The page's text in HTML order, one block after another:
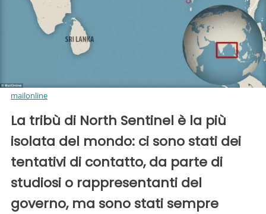
mailonline
La tribù di North Sentinel è la più
isolata del mondo: ci sono stati dei
tentativi di contatto, da parte di
studiosi o rappresentanti del
governo, ma sono stati sempre